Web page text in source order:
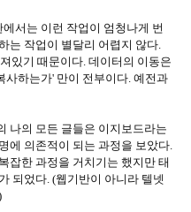
서는 이런 작업이 엄청나게 번
는 작업이 별달리 어렵지 않다.
있기 때문이다. 데이터의 이동은
사하는가' 만이 전부이다. 예전과
나의 모든 글들은 이지보드라는
에 의존적이 되는 과정을 보았다.
잡한 과정을 거치기는 했지만 태
되었다. (웹기반이 아니라 텔넷